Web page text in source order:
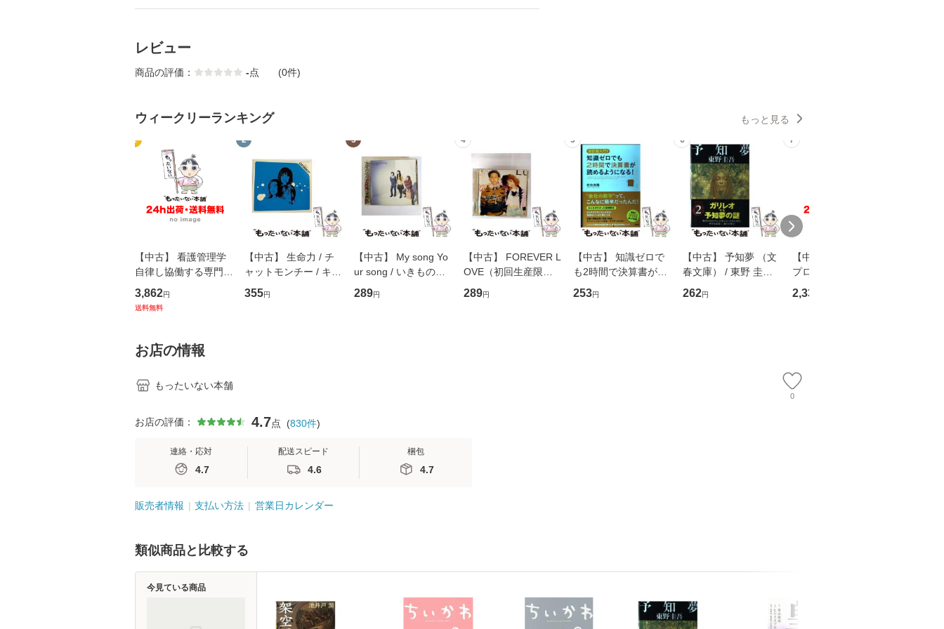
レビュー
商品の評価： -点 (0件)
ウィークリーランキング もっと見る
1
【中古】 看護管理学
自律し協働する専門職
の看護マネジメントス
キル 改訂第3版 (看護
堂 [単行
3,862円
送料無料
2
【中古】 生命力 / チ
ャットモンチー / キュ
ーンレコード [CD]
【メール便送料無料】
355円
3
【中古】 My song Yo
ur song / いきものが
かり / [CD]【メール便
送料無料】
289円
4
【中古】 FOREVER L
OVE（初回生産限定
盤） / 清水翔太×加藤
ミリヤ / [CD]【メール
289円
5
【中古】 知識ゼロで
も2時間で決算書が読
めるようになる！ 会
計超入門！ / 佐伯 良
253円
6
【中古】 予知夢 （文
春文庫） / 東野 圭吾 /
文藝春秋 [文庫]【メー
ル便送料無料】
262円
7
【中古】 野ブタ。を
プロデュース [DVD-B
OX] / バップ [DVD]
【メール便送料無料】
2,335
お店の情報
もったいない本舗
0
お店の評価： 4.7点 (830件)
連絡・応対
4.7
配送スピード
4.6
梱包
4.7
販売者情報 支払い方法 営業日カレンダー
類似商品と比較する
今見ている商品